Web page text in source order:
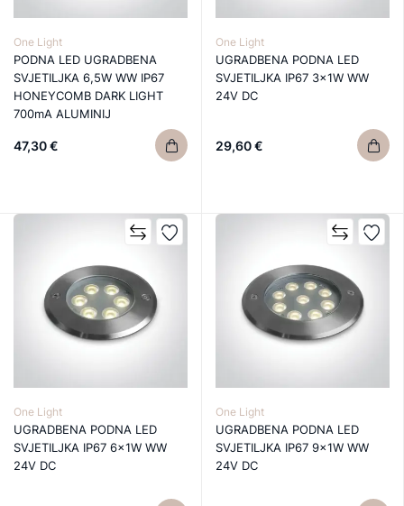
One Light
PODNA LED UGRADBENA
SVJETILJKA 6,5W WW IP67
HONEYCOMB DARK LIGHT
700mA ALUMINIJ
47,30 €
One Light
UGRADBENA PODNA LED
SVJETILJKA IP67 3x1W WW
24V DC
29,60 €
One Light
UGRADBENA PODNA LED
SVJETILJKA IP67 6x1W WW
24V DC
One Light
UGRADBENA PODNA LED
SVJETILJKA IP67 9x1W WW
24V DC